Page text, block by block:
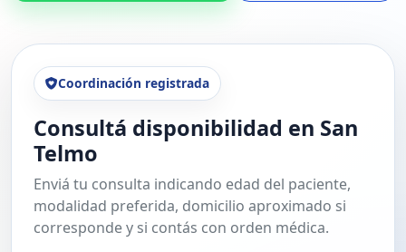
Coordinación registrada
Consultá disponibilidad en San
Telmo
Enviá tu consulta indicando edad del paciente,
modalidad preferida, domicilio aproximado si
corresponde y si contás con orden médica.